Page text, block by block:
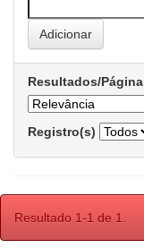
Resultados/Página
Registro(s)
Resultado 1-1 de 1.